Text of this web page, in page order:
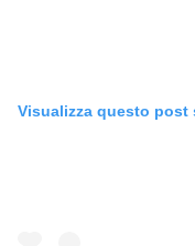
Visualizza questo post